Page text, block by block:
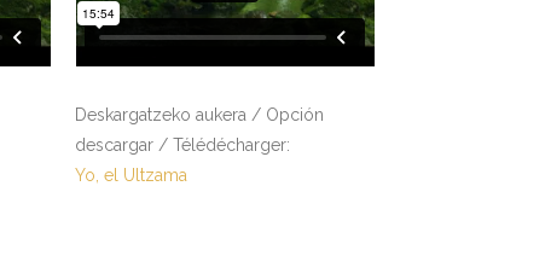
Deskargatzeko aukera / Opción
descargar / Télédécharger:
Yo, el Ultzama